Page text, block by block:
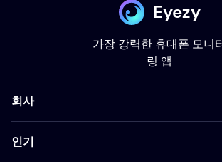
Eyezy
가장 강력한 휴대폰 모니
링 앱
회사
인기